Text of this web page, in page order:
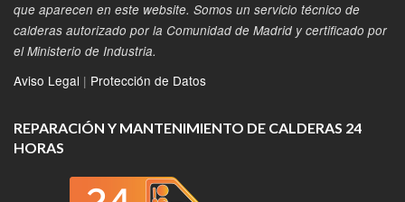
que aparecen en este website. Somos un servicio técnico de
calderas autorizado por la Comunidad de Madrid y certificado por
el Ministerio de Industria.
Aviso Legal | Protección de Datos
REPARACIÓN Y MANTENIMIENTO DE CALDERAS 24
HORAS